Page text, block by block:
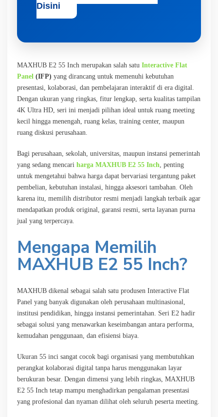
Disini
MAXHUB E2 55 Inch merupakan salah satu Interactive Flat
Panel (IFP) yang dirancang untuk memenuhi kebutuhan
presentasi, kolaborasi, dan pembelajaran interaktif di era digital.
Dengan ukuran yang ringkas, fitur lengkap, serta kualitas tampilan
4K Ultra HD, seri ini menjadi pilihan ideal untuk ruang meeting
kecil hingga menengah, ruang kelas, training center, maupun
ruang diskusi perusahaan.
Bagi perusahaan, sekolah, universitas, maupun instansi pemerintah
yang sedang mencari harga MAXHUB E2 55 Inch , penting
untuk mengetahui bahwa harga dapat bervariasi tergantung paket
pembelian, kebutuhan instalasi, hingga aksesori tambahan. Oleh
karena itu, memilih distributor resmi menjadi langkah terbaik agar
mendapatkan produk original, garansi resmi, serta layanan purna
jual yang terpercaya.
Mengapa Memilih
MAXHUB E2 55 Inch?
MAXHUB dikenal sebagai salah satu produsen Interactive Flat
Panel yang banyak digunakan oleh perusahaan multinasional,
institusi pendidikan, hingga instansi pemerintahan. Seri E2 hadir
sebagai solusi yang menawarkan keseimbangan antara performa,
kemudahan penggunaan, dan efisiensi biaya.
Ukuran 55 inci sangat cocok bagi organisasi yang membutuhkan
perangkat kolaborasi digital tanpa harus menggunakan layar
berukuran besar. Dengan dimensi yang lebih ringkas, MAXHUB
E2 55 Inch tetap mampu menghadirkan pengalaman presentasi
yang profesional dan nyaman dilihat oleh seluruh peserta meeting.